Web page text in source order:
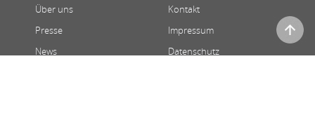
Über uns
Presse
News
Kontakt
Impressum
Datenschutz